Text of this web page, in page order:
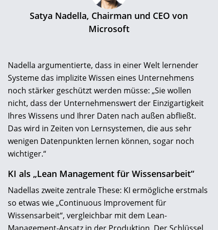
Satya Nadella, Chairman und CEO von
Microsoft
Nadella argumentierte, dass in einer Welt lernender
Systeme das implizite Wissen eines Unternehmens
noch stärker geschützt werden müsse: „Sie wollen
nicht, dass der Unternehmenswert der Einzigartigkeit
Ihres Wissens und Ihrer Daten nach außen abfließt.
Das wird in Zeiten von Lernsystemen, die aus sehr
wenigen Datenpunkten lernen können, sogar noch
wichtiger.“
KI als „Lean Management für Wissensarbeit“
Nadellas zweite zentrale These: KI ermögliche erstmals
so etwas wie „Continuous Improvement für
Wissensarbeit“, vergleichbar mit dem Lean-